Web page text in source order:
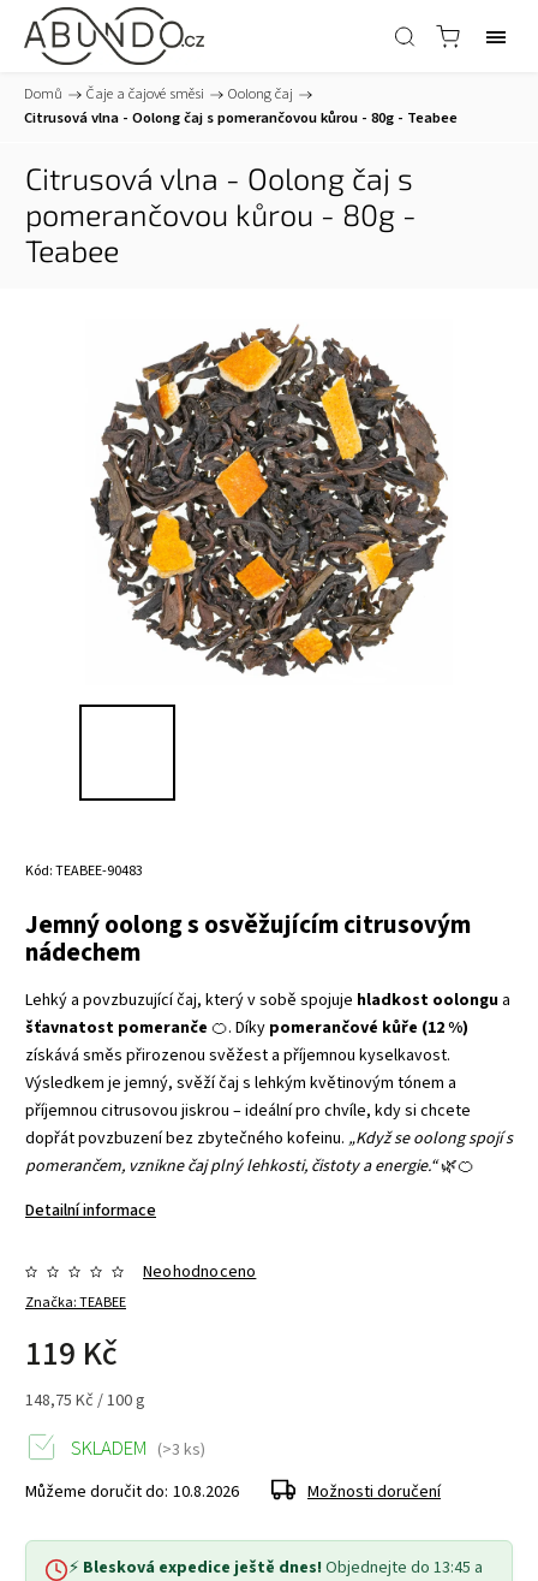
Domů / Čaje a čajové směsi / Oolong čaj /
Citrusová vlna - Oolong čaj s pomerančovou kůrou - 80g - Teabee
Citrusová vlna - Oolong čaj s
pomerančovou kůrou - 80g -
Teabee
Kód:TEABEE-90483
Jemný oolong s osvěžujícím citrusovým
nádechem
Lehký a povzbuzující čaj, který v sobě spojuje hladkost oolongu a
šťavnatost pomeranče 🍊. Díky pomerančové kůře (12 %)
získává směs přirozenou svěžest a příjemnou kyselkavost.
Výsledkem je jemný, svěží čaj s lehkým květinovým tónem a
příjemnou citrusovou jiskrou – ideální pro chvíle, kdy si chcete
dopřát povzbuzení bez zbytečného kofeinu. „Když se oolong spojí s
pomerančem, vznikne čaj plný lehkosti, čistoty a energie.“🌿🍊
Detailní informace
Značka:TEABEE
Neohodnoceno
119 Kč
148,75 Kč / 100 g
⚡ Blesková expedice ještě dnes! Objednejte do 13:45 a
SKLADEM (>3 ks)
Můžeme doručit do: 10.8.2026 Možnosti doručení